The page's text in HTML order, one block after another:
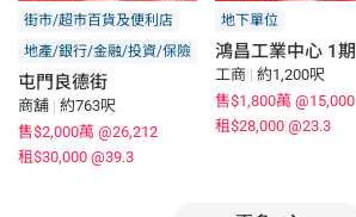
街市/超市百貨及便利店
地產/銀行/金融/投資/保險
屯門良德街
商舖 | 約763呎
售$2,000萬 @26,212
租$30,000 @39.3
地下單位
鴻昌工業中心 1期
工商 | 約1,200呎
售$1,800萬 @15,000
租$28,000 @23.3